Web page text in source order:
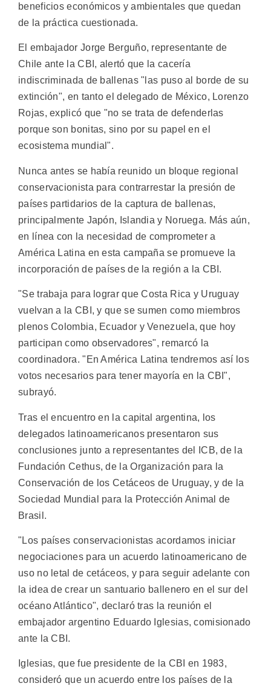
beneficios económicos y ambientales que quedan
de la práctica cuestionada.
El embajador Jorge Berguño, representante de
Chile ante la CBI, alertó que la cacería
indiscriminada de ballenas "las puso al borde de su
extinción", en tanto el delegado de México, Lorenzo
Rojas, explicó que "no se trata de defenderlas
porque son bonitas, sino por su papel en el
ecosistema mundial".
Nunca antes se había reunido un bloque regional
conservacionista para contrarrestar la presión de
países partidarios de la captura de ballenas,
principalmente Japón, Islandia y Noruega. Más aún,
en línea con la necesidad de comprometer a
América Latina en esta campaña se promueve la
incorporación de países de la región a la CBI.
"Se trabaja para lograr que Costa Rica y Uruguay
vuelvan a la CBI, y que se sumen como miembros
plenos Colombia, Ecuador y Venezuela, que hoy
participan como observadores", remarcó la
coordinadora. "En América Latina tendremos así los
votos necesarios para tener mayoría en la CBI",
subrayó.
Tras el encuentro en la capital argentina, los
delegados latinoamericanos presentaron sus
conclusiones junto a representantes del ICB, de la
Fundación Cethus, de la Organización para la
Conservación de los Cetáceos de Uruguay, y de la
Sociedad Mundial para la Protección Animal de
Brasil.
"Los países conservacionistas acordamos iniciar
negociaciones para un acuerdo latinoamericano de
uso no letal de cetáceos, y para seguir adelante con
la idea de crear un santuario ballenero en el sur del
océano Atlántico", declaró tras la reunión el
embajador argentino Eduardo Iglesias, comisionado
ante la CBI.
Iglesias, que fue presidente de la CBI en 1983,
consideró que un acuerdo entre los países de la